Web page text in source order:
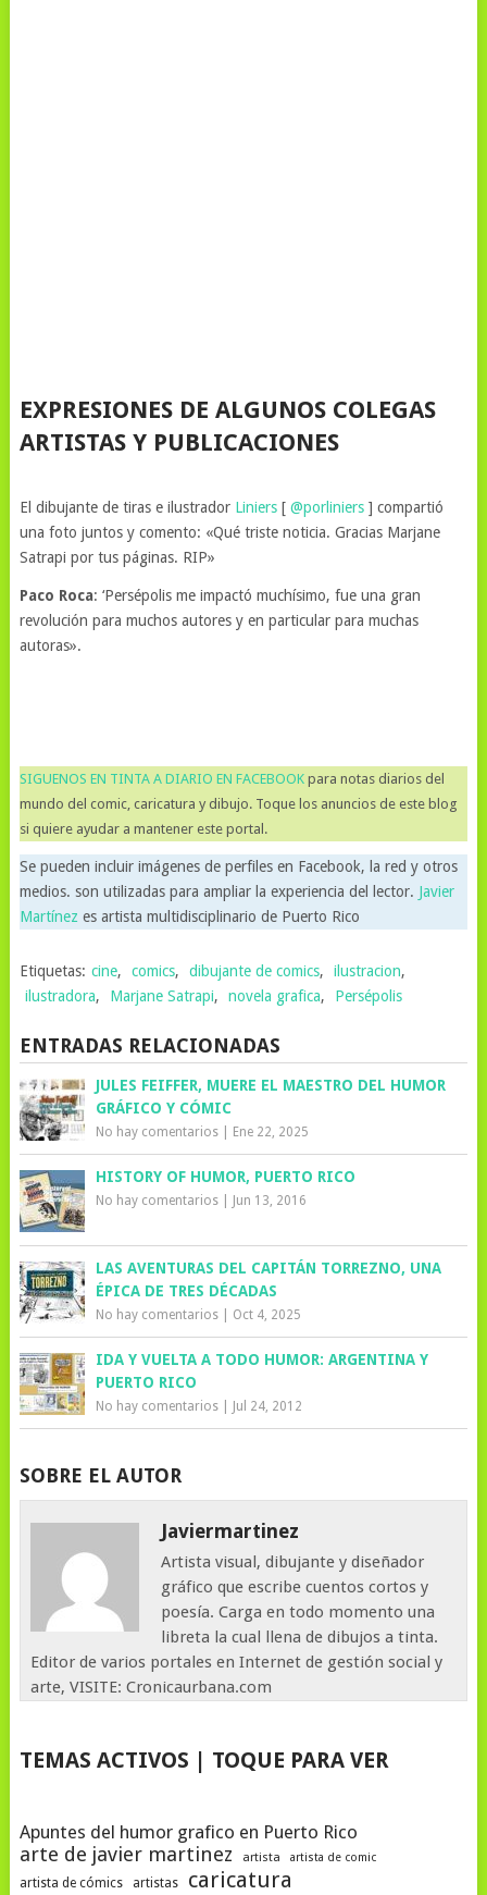
EXPRESIONES DE ALGUNOS COLEGAS
ARTISTAS Y PUBLICACIONES
El dibujante de tiras e ilustrador Liniers[ @porliniers] compartió
una foto juntos y comento: «Qué triste noticia. Gracias Marjane
Satrapi por tus páginas. RIP»
Paco Roca: ‘Persépolis me impactó muchísimo, fue una gran
revolución para muchos autores y en particular para muchas
autoras».
SIGUENOS EN TINTA A DIARIO EN FACEBOOKpara notas diarios del
mundo del comic, caricatura y dibujo. Toque los anuncios de este blog
si quiere ayudar a mantener este portal.
Se pueden incluir imágenes de perfiles en Facebook, la red y otros
medios. son utilizadas para ampliar la experiencia del lector. Javier
Martínez es artista multidisciplinario de Puerto Rico
Etiquetas: cine, comics, dibujante de comics, ilustracion,
ilustradora, Marjane Satrapi, novela grafica, Persépolis
ENTRADAS RELACIONADAS
JULES FEIFFER, MUERE EL MAESTRO DEL HUMOR
GRÁFICO Y CÓMIC
No hay comentarios| Ene 22, 2025
HISTORY OF HUMOR, PUERTO RICO
No hay comentarios| Jun 13, 2016
LAS AVENTURAS DEL CAPITÁN TORREZNO, UNA
ÉPICA DE TRES DÉCADAS
No hay comentarios| Oct 4, 2025
IDA Y VUELTA A TODO HUMOR: ARGENTINA Y
PUERTO RICO
No hay comentarios| Jul 24, 2012
SOBRE EL AUTOR
Javiermartinez
Artista visual, dibujante y diseñador
gráfico que escribe cuentos cortos y
poesía. Carga en todo momento una
libreta la cual llena de dibujos a tinta.
Editor de varios portales en Internet de gestión social y
arte, VISITE: Cronicaurbana.com
TEMAS ACTIVOS | TOQUE PARA VER
Apuntes del humor grafico en Puerto Rico
arte de javier martinez artista artista de comic
artista de cómics artistas caricatura